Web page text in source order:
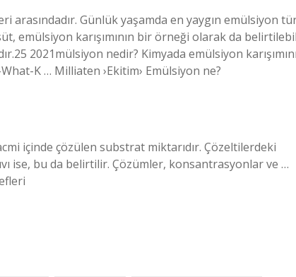
arasındadır. Günlük yaşamda en yaygın emülsiyon
emülsiyon karışımının bir örneği olarak da
2021mülsiyon nedir? Kimyada emülsiyon
K … Milliaten ›Ekitim› Emülsiyon ne?
içinde çözülen substrat miktarıdır. Çözeltilerdeki
ise, bu da belirtilir. Çözümler, konsantrasyonlar ve …